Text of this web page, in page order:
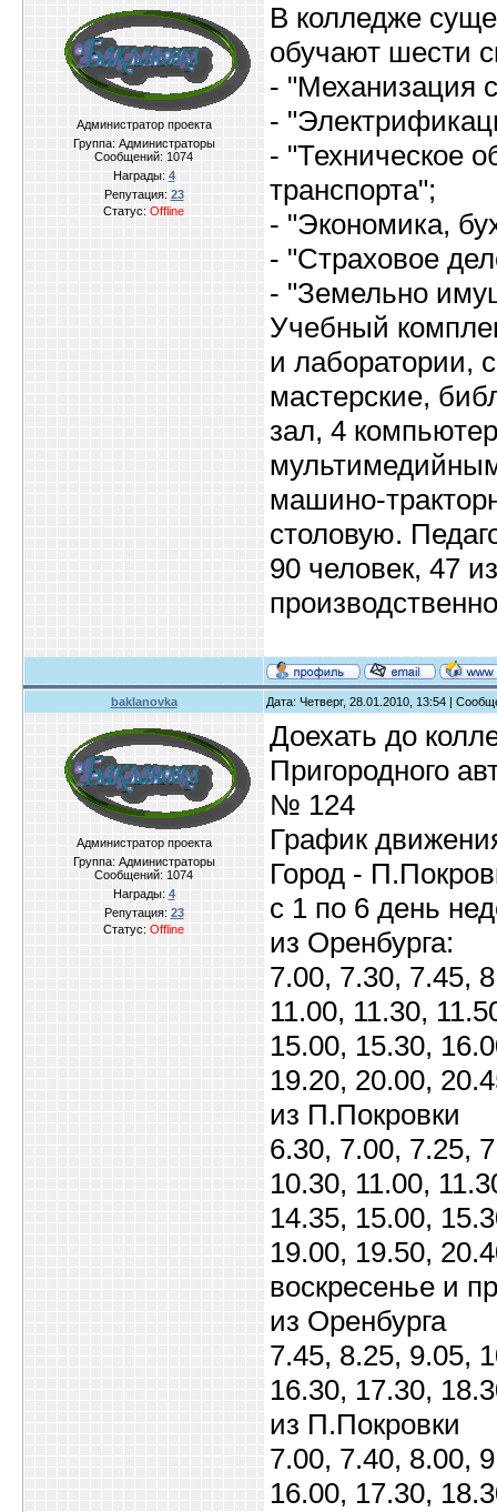
Администратор проекта
Группа: Администраторы
Сообщений: 1074
Награды: 4
Репутация: 23
Статус: Offline
В колледже
обучают шести
- "Механизация
-
- "Техническое
транспорта";
- "Экономика,
- "Страховое
- "Земельно
Учебный
и лаборатории,
мастерские,
зал, 4
машино-
столовую.
90 человек, 47
baklanovka Дата: Четверг, 28.01.2010, 13:54 |
Администратор проекта
Группа: Администраторы
Сообщений: 1074
Награды: 4
Репутация: 23
Статус: Offline
Доехать до
Пригородного
№ 124
График
Город -
с 1 по 6 день
из Оренбурга:
7.00, 7.30, 7.45,
11.00, 11.30,
15.00, 15.30,
19.20, 20.00,
из П.Покровки
6.30, 7.00, 7.25,
10.30, 11.00,
14.35, 15.00,
19.00, 19.50,
воскресенье и
из Оренбурга
7.45, 8.25, 9.05,
16.30, 17.30,
из П.Покровки
7.00, 7.40, 8.00,
16.00, 17.30,